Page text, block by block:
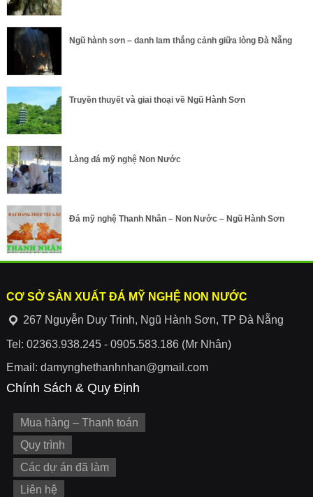
Ngũ hành sơn – danh lam thắng cảnh giữa lòng Đà Nẵng
Truyền thuyết và giai thoại về Ngũ Hành Sơn
Làng đá mỹ nghệ Non Nước
Đá mỹ nghệ Thanh Nhân – Non Nước – Ngũ Hành Sơn
CƠ SỞ SẢN XUẤT ĐÁ MỸ NGHỆ NON NƯỚC
267 Nguyễn Duy Trinh, Ngũ Hành Sơn, TP Đà Nẵng
Tel: 02363.938.245 - 0905.583.186 (Mr Nhân)
Email: damynghethanhnhan@gmail.com
Chính Sách & Quy Định
Mua hàng – Thanh toán
Quy trình
Các dự án đã làm
Liên hệ